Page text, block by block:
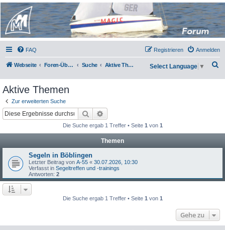
Micro Magic Forum
Deutschland
FAQ Anmelden
Registrieren
Webseite Foren-Übersicht Suche Aktive Themen Select Language ▼
Aktive Themen
Zur erweiterten Suche
Suche
Die Suche ergab 1 Treffer • Seite 1 von 1
Themen
Segeln in Böblingen
Letzter Beitrag von A-55 « 30.07.2026, 10:30
Verfasst in Segeltreffen und -trainings
Antworten: 2
Die Suche ergab 1 Treffer • Seite 1 von 1
Gehe zu